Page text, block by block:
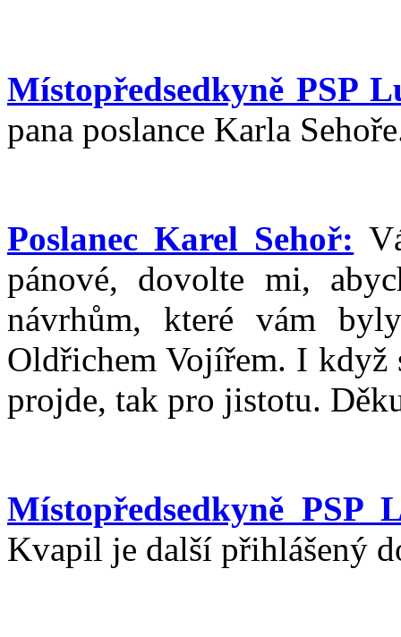
Místopředsedkyně PSP
pana poslance Karla
Poslanec Karel Sehoř:
pánové, dovolte mi,
návrhům, které vám
Oldřichem Vojířem. I když
projde, tak pro jistotu.
Místopředsedkyně PSP
Kvapil je další přihlášený